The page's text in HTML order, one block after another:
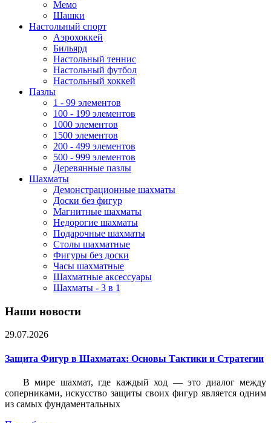
Мемо
Шашки
Настольный спорт
Аэрохоккей
Бильярд
Настольный теннис
Настольный футбол
Настольный хоккей
Пазлы
1 - 99 элементов
100 - 199 элементов
1000 элементов
1500 элементов
200 - 499 элементов
500 - 999 элементов
Деревянные пазлы
Шахматы
Демонстрационные шахматы
Доски без фигур
Магнитные шахматы
Недорогие шахматы
Подарочные шахматы
Столы шахматные
Фигуры без доски
Часы шахматные
Шахматные аксессуары
Шахматы - 3 в 1
Наши новости
29.07.2026
Защита Фигур в Шахматах: Основы Тактики и Стратегии
В мире шахмат, где каждый ход — это диалог между
соперниками, искусство защиты своих фигур является одним
из самых фундаментальных